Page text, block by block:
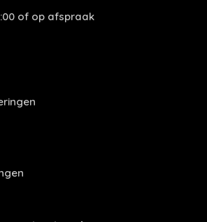
of op afspraak